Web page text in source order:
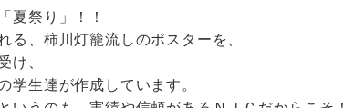
夏祭り」！！
る、柿川灯籠流しのポスターを、
け、
学生達が作成しています。